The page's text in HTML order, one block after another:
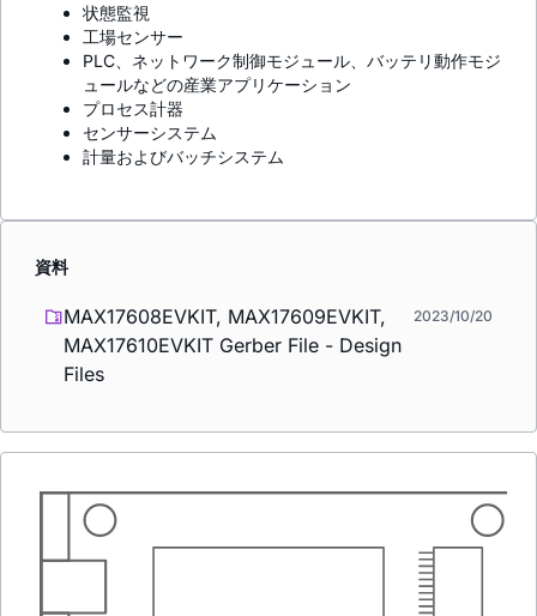
状態監視
工場センサー
PLC、ネットワーク制御モジュール、バッテリ動作モジ
ュールなどの産業アプリケーション
プロセス計器
センサーシステム
計量およびバッチシステム
資料
MAX17608EVKIT, MAX17609EVKIT,
MAX17610EVKIT Gerber File - Design
Files
2023/10/20